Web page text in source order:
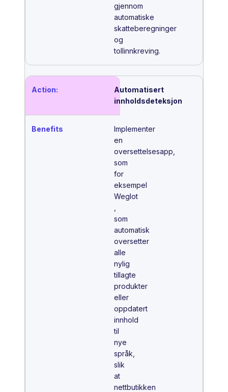
gjennom
automatiske
skatteberegninger
og
tollinnkreving.
Automatisert
innholdsdeteksjon
Implementer
en
oversettelsesapp,
som
for
eksempel
Weglot
som
automatisk
oversetter
alle
nylig
tillagte
produkter
eller
oppdatert
innhold
til
nye
språk,
slik
at
nettbutikken